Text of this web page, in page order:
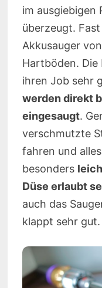
im ausgiebigen
überzeugt.
Akkusauger
Hartböden. Die
ihren Job sehr
werden direkt
eingesaugt.
verschmutzte
fahren und
besonders
Düse erlaubt
auch das
klappt sehr gut.